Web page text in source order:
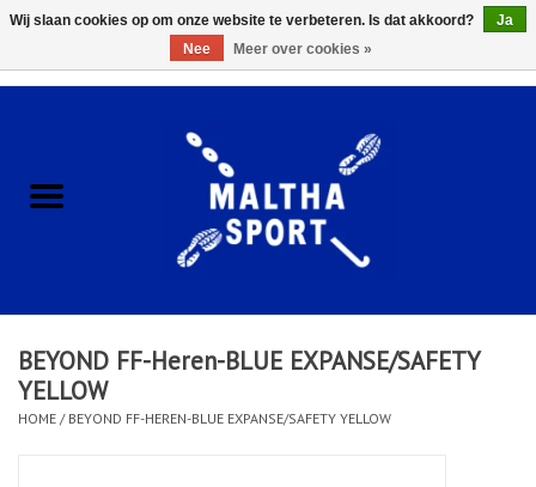
ACCESSOIRES/HARDWARE
KLEDING
CLUBSHOPS
BEYOND FF-Heren-BLUE EXPANSE/SAFETY
YELLOW
HOME / BEYOND FF-HEREN-BLUE EXPANSE/SAFETY YELLOW
Wij slaan cookies op om onze website te verbeteren. Is dat akkoord?
Ja
Nee
Meer over cookies »